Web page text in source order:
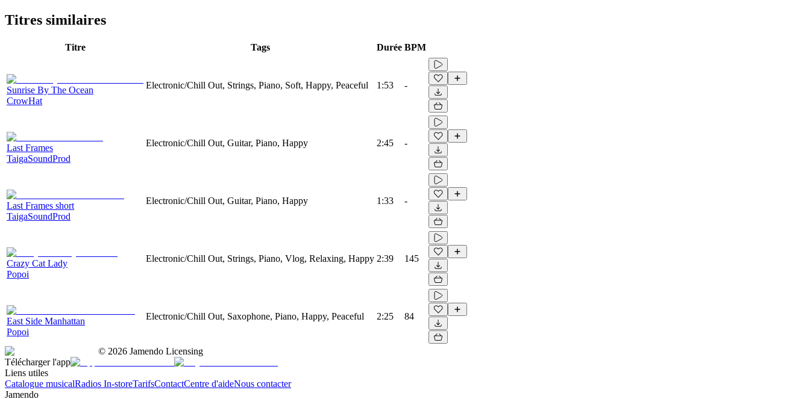
Titres similaires
Titre Tags Durée BPM
Sunrise By The Ocean
CrowHat
Electronic/Chill Out, Strings, Piano, Soft, Happy, Peaceful 1:53 -
Last Frames
TaigaSoundProd
Electronic/Chill Out, Guitar, Piano, Happy 2:45 -
Last Frames short
TaigaSoundProd
Electronic/Chill Out, Guitar, Piano, Happy 1:33 -
Crazy Cat Lady
Popoi
Electronic/Chill Out, Strings, Piano, Vlog, Relaxing, Happy 2:39 145
East Side Manhattan
Popoi
Electronic/Chill Out, Saxophone, Piano, Happy, Peaceful 2:25 84
© 2026 Jamendo Licensing
Télécharger l'app
Liens utiles
Catalogue musicalRadios In-storeTarifsContactCentre d'aideNous contacter
Jamendo